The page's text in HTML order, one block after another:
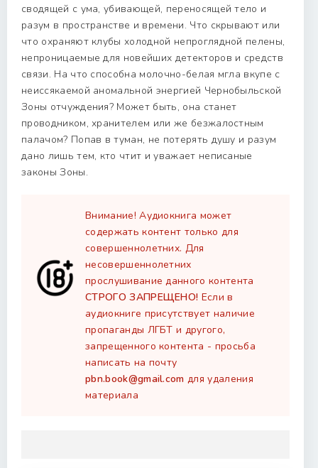
сводящей с ума, убивающей, переносящей тело и
разум в пространстве и времени. Что скрывают или
что охраняют клубы холодной непроглядной пелены,
непроницаемые для новейших детекторов и средств
связи. На что способна молочно-белая мгла вкупе с
неиссякаемой аномальной энергией Чернобыльской
Зоны отчуждения? Может быть, она станет
проводником, хранителем или же безжалостным
палачом? Попав в туман, не потерять душу и разум
дано лишь тем, кто чтит и уважает неписаные
законы Зоны.
Внимание! Аудиокнига может
содержать контент только для
совершеннолетних. Для
несовершеннолетних
прослушивание данного контента
СТРОГО ЗАПРЕЩЕНО! Если в
аудиокниге присутствует наличие
пропаганды ЛГБТ и другого,
запрещенного контента - просьба
написать на почту
pbn.book@gmail.com для удаления
материала